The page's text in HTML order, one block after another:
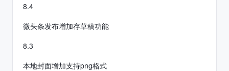
8.4
微头条发布增加存草稿功能
8.3
本地封面增加支持png格式